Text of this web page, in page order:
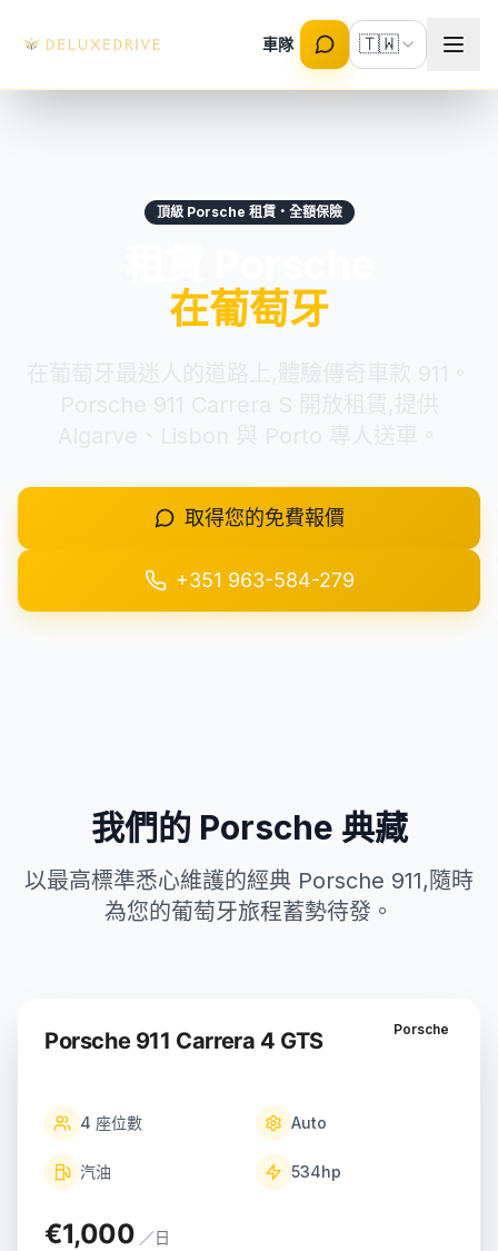
車隊 🇹🇼
+351 963-584-279
取得報價
頂級 Porsche 租賃・全額保險
在葡萄牙
取得您的免費報價
+351 963-584-279
我們的 Porsche 典藏
以最高標準悉心維護的經典 Porsche 911,隨時
為您的葡萄牙旅程蓄勢待發。
Porsche
Porsche 911 Carrera 4 GTS
4 座位數 Auto
汽油 534hp
€1,000 ／日